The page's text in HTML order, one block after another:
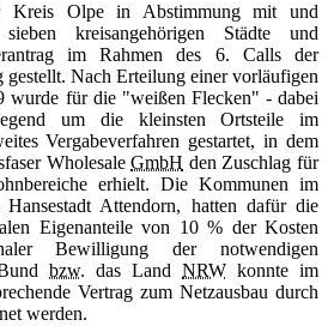
Olpe in Abstimmung mit und
kreisangehörigen Städte und
im Rahmen des 6. Calls der
gestellt. Nach Erteilung einer vorläufigen
wurde für die "weißen Flecken" - dabei
um die kleinsten Ortsteile im
Vergabeverfahren gestartet, in dem
WholesaleGmbH den Zuschlag für
erhielt. Die Kommunen im
Attendorn, hatten dafür die
Eigenanteile von 10 % der Kosten
Bewilligung der notwendigen
bzw. das Land NRW konnte im
Vertrag zum Netzausbau durch
werden.